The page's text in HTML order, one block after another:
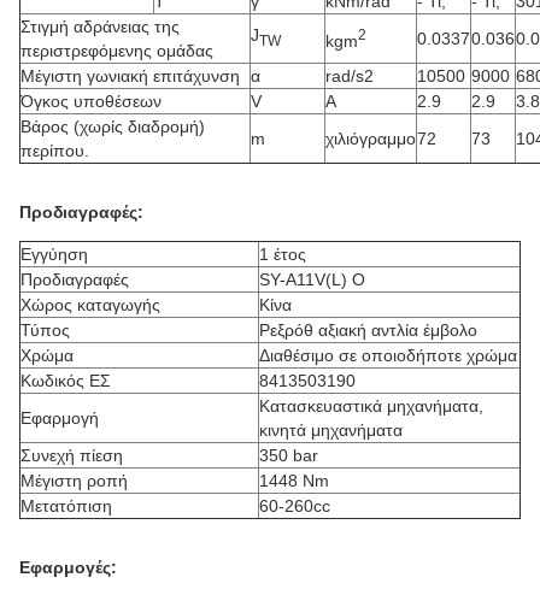
Στιγμή αδράνειας της
περιστρεφόμενης ομάδας
JTW kgm2 0.03370.036
Μέγιστη γωνιακή επιτάχυνση
α rad/s2 10500 9000
Όγκος υποθέσεων
V Α 2.9 2.9
3.8
Βάρος (χωρίς διαδρομή)
περίπου.
m χιλιόγραμμο72 73
Προδιαγραφές:
Εγγύηση
1 έτος
Προδιαγραφές
SY-A11V(L) O
Χώρος καταγωγής
Κίνα
Τύπος
Ρεξρόθ αξιακή αντλία έμβολο
Χρώμα
Διαθέσιμο σε οποιοδήποτε χρώμα
Κωδικός ΕΣ
8413503190
Εφαρμογή
Κατασκευαστικά μηχανήματα,
κινητά μηχανήματα
Συνεχή πίεση
350 bar
Μέγιστη ροπή
1448 Nm
Μετατόπιση
60-260cc
Εφαρμογές: